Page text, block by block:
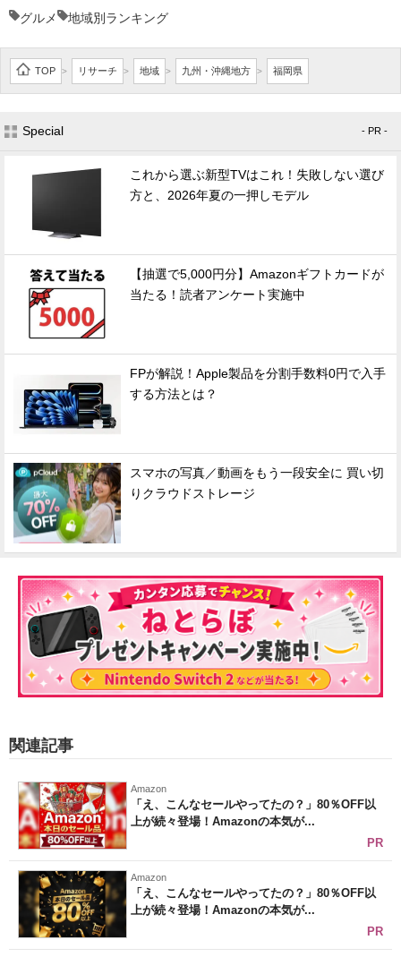
グルメ 地域別ランキング
TOP > リサーチ > 地域 > 九州・沖縄地方 > 福岡県
Special - PR -
これから選ぶ新型TVはこれ！失敗しない選び
方と、2026年夏の一押しモデル
【抽選で5,000円分】Amazonギフトカードが
当たる！読者アンケート実施中
FPが解説！Apple製品を分割手数料0円で入手
する方法とは？
スマホの写真／動画をもう一段安全に 買い切
りクラウドストレージ
関連記事
Amazon
「え、こんなセールやってたの？」80％OFF以
上が続々登場！Amazonの本気が...
PR
Amazon
「え、こんなセールやってたの？」80％OFF以
上が続々登場！Amazonの本気が...
PR